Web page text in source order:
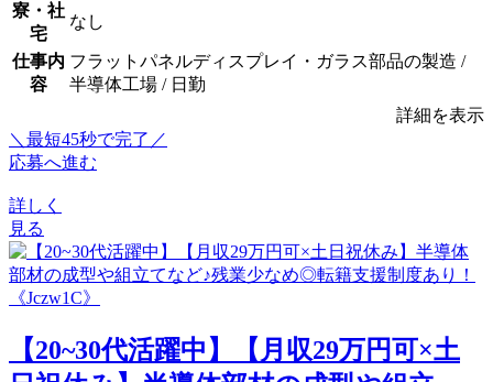
寮・社
宅
なし
仕事内
容
フラットパネルディスプレイ・ガラス部品の製造 /
半導体工場 / 日勤
詳細を表示
＼最短45秒で完了／
応募へ進む
詳しく
見る
【20~30代活躍中】【月収29万円可×土